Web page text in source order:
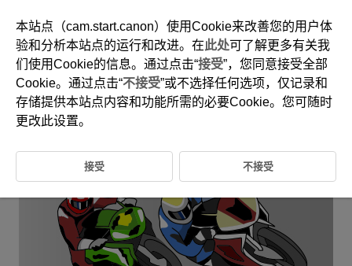
6-21 车辆：公路摩托车
该设置非常适合瞄准公路摩托车手的头盔。
本站点（cam.start.canon）使用Cookie来改善您的用户体
验和分析本站点的运行和改进。在此处可了解更多有关我
们使用Cookie的信息。通过点击“接受”，您同意接受全部
Cookie。通过点击“不接受”或不选择任何选项，仅记录和
存储提供本站点内容和功能所需的必要Cookie。您可随时
更改此设置。
接受 不接受